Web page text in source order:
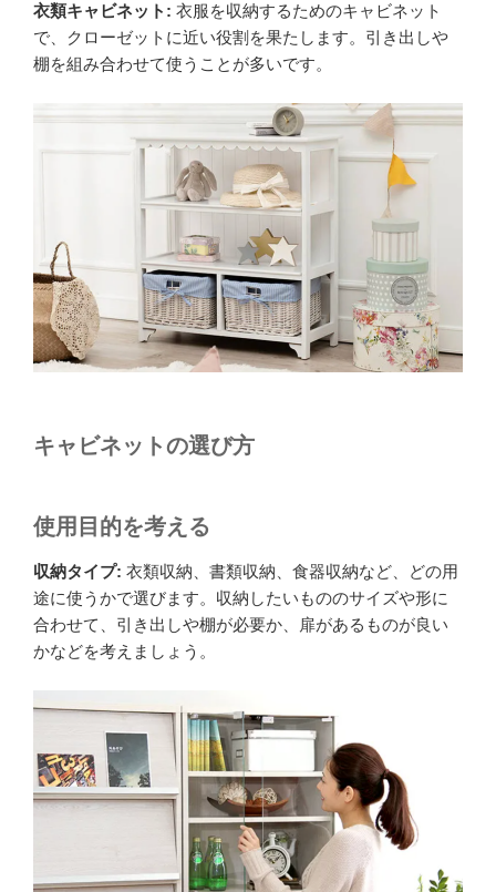
衣類キャビネット: 衣服を収納するためのキャビネット
で、クローゼットに近い役割を果たします。引き出しや
棚を組み合わせて使うことが多いです。
キャビネットの選び方
使用目的を考える
収納タイプ: 衣類収納、書類収納、食器収納など、どの用
途に使うかで選びます。収納したいもののサイズや形に
合わせて、引き出しや棚が必要か、扉があるものが良い
かなどを考えましょう。